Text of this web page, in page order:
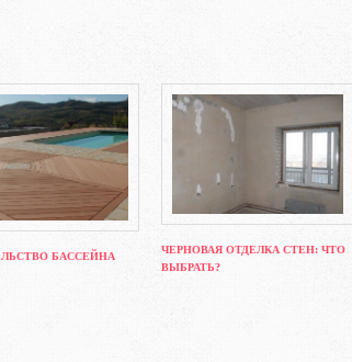
БАССЕЙНА
ЧЕРНОВАЯ ОТДЕЛКА СТЕН: ЧТО
ВЫБРАТЬ?